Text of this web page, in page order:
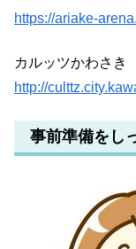
https://ariake-
カルッツかわさき
http://
事前準備をし